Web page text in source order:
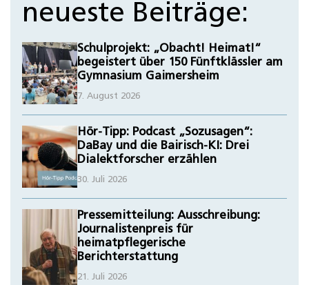
neueste Beiträge:
Schulprojekt: „Obacht! Heimat!“
begeistert über 150 Fünftklässler am
Gymnasium Gaimersheim
7. August 2026
Hör-Tipp: Podcast „Sozusagen“:
DaBay und die Bairisch-KI: Drei
Dialektforscher erzählen
30. Juli 2026
Pressemitteilung: Ausschreibung:
Journalistenpreis für
heimatpflegerische
Berichterstattung
21. Juli 2026